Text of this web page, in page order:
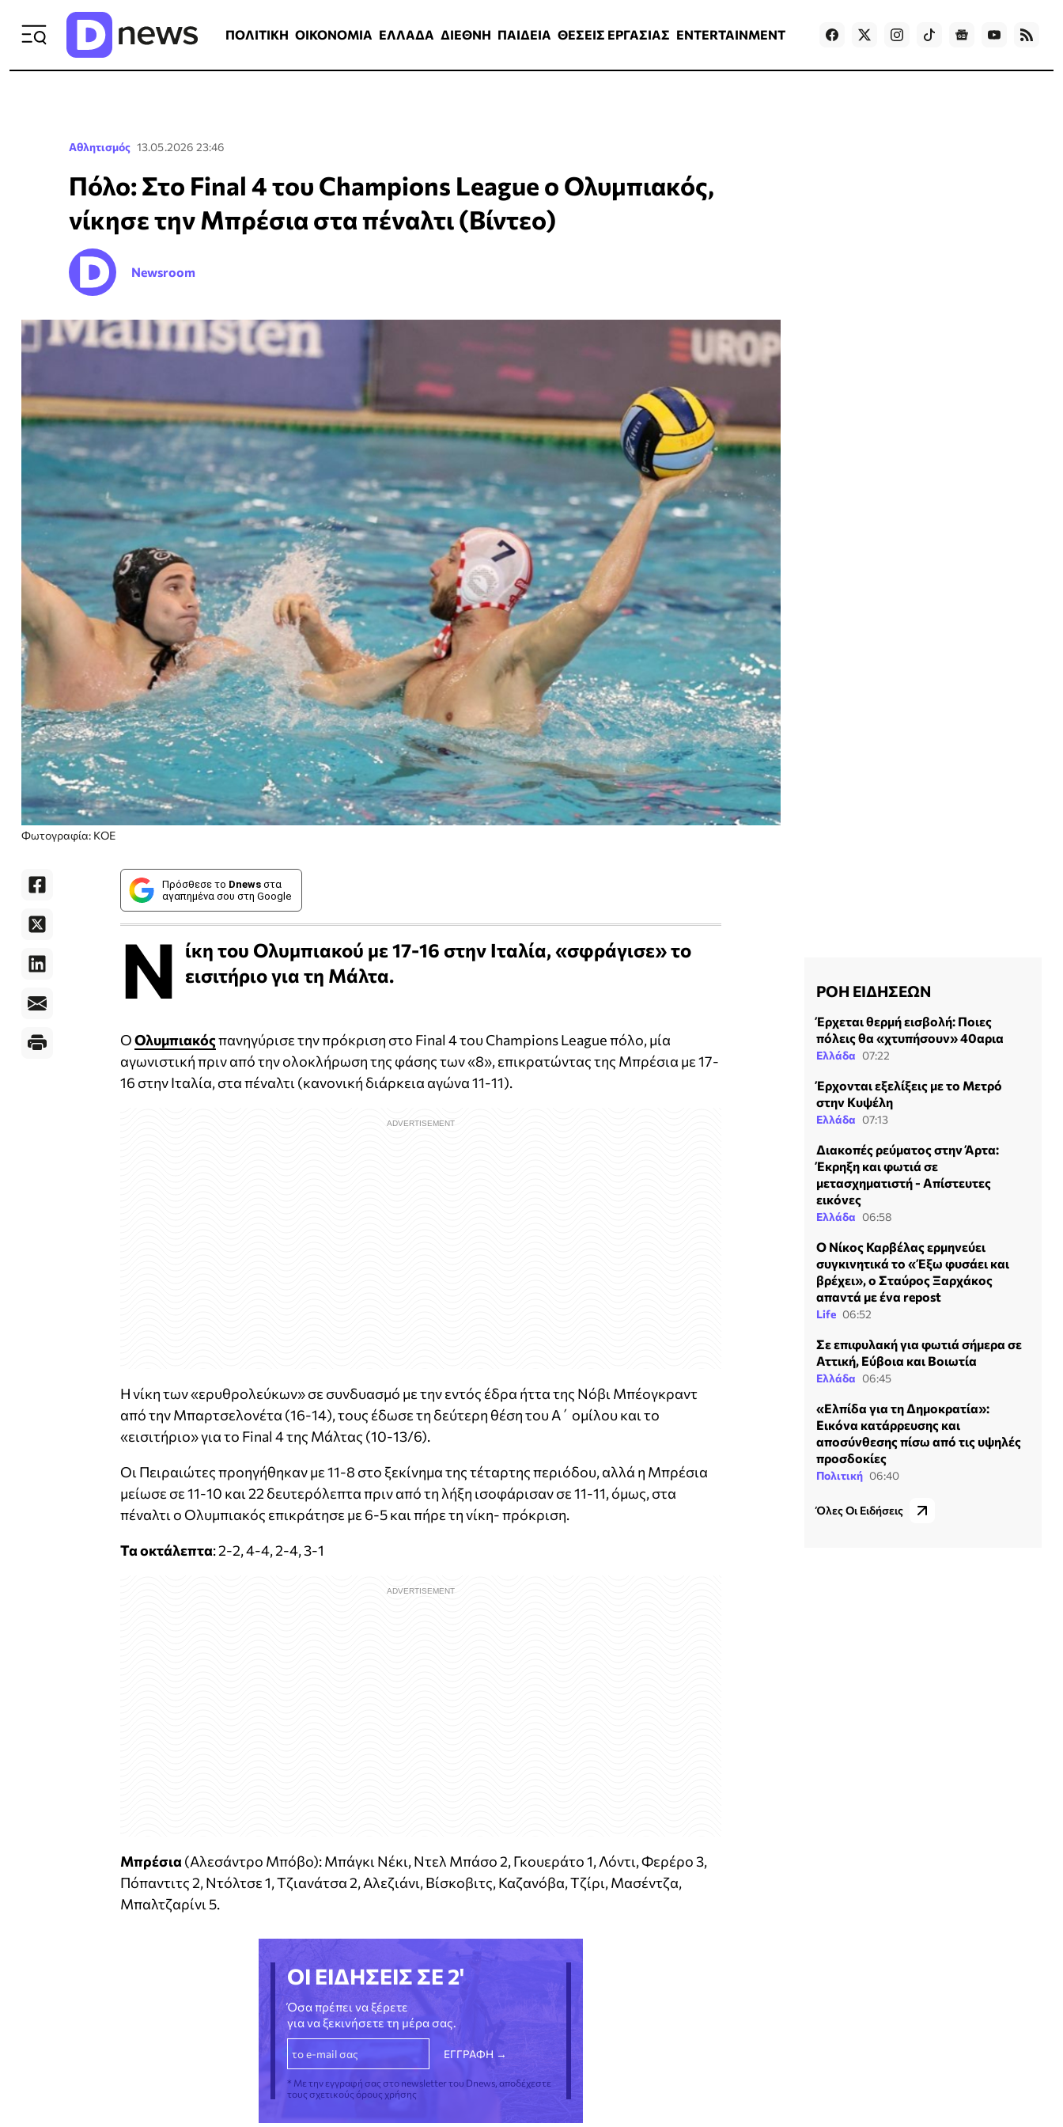
ΠΟΛΙΤΙΚΗ ΟΙΚΟΝΟΜΙΑ ΕΛΛΑΔΑ ΔΙΕΘΝΗ ΠΑΙΔΕΙΑ ΘΕΣΕΙΣ ΕΡΓΑΣΙΑΣ ENTERTAINMENT Games
Αθλητισμός 13.05.2026 23:46
Πόλο: Στο Final 4 του Champions League ο Ολυμπιακός,
νίκησε την Μπρέσια στα πέναλτι (Βίντεο)
Newsroom
Φωτογραφία: ΚΟΕ
Πρόσθεσε το Dnews στα
αγαπημένα σου στη Google
Ν ίκη του Ολυμπιακού με 17-16 στην Ιταλία, «σφράγισε» το
εισιτήριο για τη Μάλτα.
ΟΟλυμπιακόςπανηγύρισε την πρόκριση στο Final 4 του Champions League πόλο, μία
αγωνιστική πριν από την ολοκλήρωση της φάσης των «8», επικρατώντας της Μπρέσια με 17-
16 στην Ιταλία, στα πέναλτι (κανονική διάρκεια αγώνα 11-11).
Η νίκη των «ερυθρολεύκων» σε συνδυασμό με την εντός έδρα ήττα της Νόβι Μπέογκραντ
από την Μπαρτσελονέτα (16-14), τους έδωσε τη δεύτερη θέση του Α΄ ομίλου και το
«εισιτήριο» για το Final 4 της Μάλτας (10-13/6).
Οι Πειραιώτες προηγήθηκαν με 11-8 στο ξεκίνημα της τέταρτης περιόδου, αλλά η Μπρέσια
μείωσε σε 11-10 και 22 δευτερόλεπτα πριν από τη λήξη ισοφάρισαν σε 11-11, όμως, στα
πέναλτι ο Ολυμπιακός επικράτησε με 6-5 και πήρε τη νίκη- πρόκριση.
Τα οκτάλεπτα: 2-2, 4-4, 2-4, 3-1
Μπρέσια (Αλεσάντρο Μπόβο): Μπάγκι Νέκι, Ντελ Μπάσο 2, Γκουεράτο 1, Λόντι, Φερέρο 3,
Πόπαντιτς 2, Ντόλτσε 1, Τζιανάτσα 2, Αλεζιάνι, Βίσκοβιτς, Καζανόβα, Τζίρι, Μασέντζα,
Μπαλτζαρίνι 5.
ΟΙ ΕΙΔΗΣΕΙΣ ΣΕ 2'
Όσα πρέπει να ξέρετε
για να ξεκινήσετε τη μέρα σας.
* Με την εγγραφή σας στο newsletter του Dnews, αποδέχεστε
τους σχετικούς όρους χρήσης
ΡΟΗ ΕΙΔΗΣΕΩΝ
Έρχεται θερμή εισβολή: Ποιες
πόλεις θα «χτυπήσουν» 40αρια
Ελλάδα 07:22
Έρχονται εξελίξεις με το Μετρό
στην Κυψέλη
Ελλάδα 07:13
Διακοπές ρεύματος στην Άρτα:
Έκρηξη και φωτιά σε
μετασχηματιστή - Απίστευτες
εικόνες
Ελλάδα 06:58
Ο Νίκος Καρβέλας ερμηνεύει
συγκινητικά το «Έξω φυσάει και
βρέχει», ο Σταύρος Ξαρχάκος
απαντά με ένα repost
Life 06:52
Σε επιφυλακή για φωτιά σήμερα σε
Αττική, Εύβοια και Βοιωτία
Ελλάδα 06:45
«Ελπίδα για τη Δημοκρατία»:
Εικόνα κατάρρευσης και
αποσύνθεσης πίσω από τις υψηλές
προσδοκίες
Πολιτική 06:40
Όλες Οι Ειδήσεις